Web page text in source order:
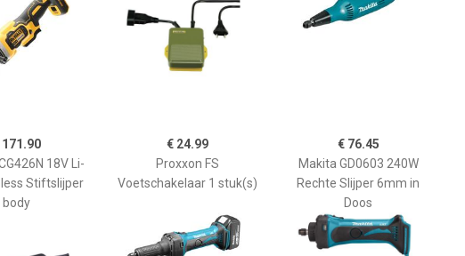
171.90
18V Li-
Stiftslijper
body
€ 24.99
Proxxon FS
Voetschakelaar 1 stuk(s)
€ 76.45
Makita GD0603 240W
Rechte Slijper 6mm in
Doos